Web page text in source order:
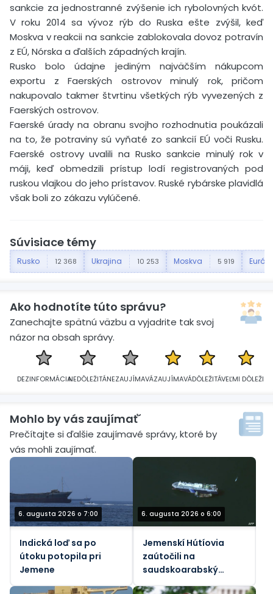
sankcie za jednostranné zvýšenie ich rybolovných kvót.
V roku 2014 sa vývoz rýb do Ruska ešte zvýšil, keď
Moskva v reakcii na sankcie zablokovala dovoz potravín
z EÚ, Nórska a ďalších západných krajín.
Rusko bolo údajne jediným najväčším nákupcom
exportu z Faerských ostrovov minulý rok, pričom
nakupovalo takmer štvrtinu všetkých rýb vyvezených z
Faerských ostrovov.
Faerské úrady na obranu svojho rozhodnutia poukázali
na to, že potraviny sú vyňaté zo sankcií EÚ voči Rusku.
Faerské ostrovy uvalili na Rusko sankcie minulý rok v
máji, keď obmedzili prístup lodí registrovaných pod
ruskou vlajkou do jeho prístavov. Ruské rybárske plavidlá
však boli zo zákazu vylúčené.
Súvisiace témy
Rusko 12 368 Ukrajina 10 253 Moskva 5 919
Ako hodnotíte túto správu?
Zanechajte spätnú väzbu a vyjadrite tak svoj
názor na obsah správy.
DEZINFORMÁCIANEDÔLEŽITÁNEZAUJÍMAVÁZAUJÍMAVÁDÔLEŽITÁVEĽMI DÔLEŽITÁ
Mohlo by vás zaujímať´
Prečítajte si ďalšie zaujímavé správy, ktoré by
vás mohli zaujímať.
6. augusta 2026 o 7:00
Indická loď sa po
útoku potopila pri
Jemene
6. augusta 2026 o 6:00
Jemenskí Hútíovia
zaútočili na
saudskoarabský